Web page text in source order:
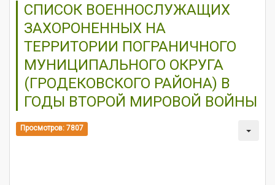
СПИСОК ВОЕННОСЛУЖАЩИХ
ЗАХОРОНЕННЫХ НА
ТЕРРИТОРИИ ПОГРАНИЧНОГО
МУНИЦИПАЛЬНОГО ОКРУГА
(ГРОДЕКОВСКОГО РАЙОНА) В
ГОДЫ ВТОРОЙ МИРОВОЙ ВОЙНЫ
Просмотров: 7807